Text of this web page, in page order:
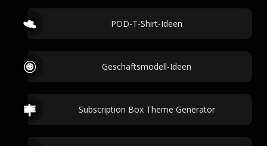
POD-T-Shirt-Ideen
Geschäftsmodell-Ideen
Subscription Box Theme Generator